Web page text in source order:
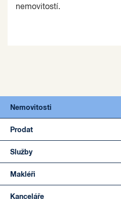
nemovitostí.
Nemovitosti
Prodat
Služby
Makléři
Kanceláře